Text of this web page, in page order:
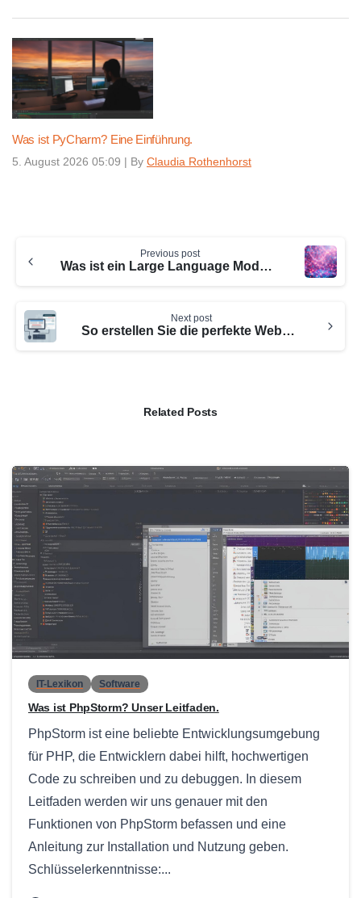
Was ist PyCharm? Eine Einführung.
5. August 2026 05:09 | By Claudia Rothenhorst
Reading
Previous post
Was ist ein Large Language Modell? Einfach erklärt
Next post
So erstellen Sie die perfekte Website: Ein umfassender Leitfaden
Related Posts
IT-Lexikon Software
Was ist PhpStorm? Unser Leitfaden.
PhpStorm ist eine beliebte Entwicklungsumgebung
für PHP, die Entwicklern dabei hilft, hochwertigen
Code zu schreiben und zu debuggen. In diesem
Leitfaden werden wir uns genauer mit den
Funktionen von PhpStorm befassen und eine
Anleitung zur Installation und Nutzung geben.
Schlüsselerkenntnisse:...